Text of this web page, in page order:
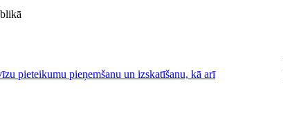
pieteikumu pieņemšanu un izskatīšanu, kā arī